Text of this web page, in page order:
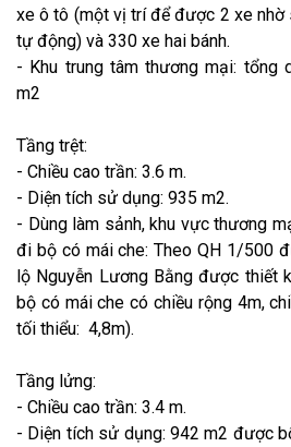
xe ô tô (một vị trí để được 2 xe nhờ
tự động) và 330 xe hai bánh.
- Khu trung tâm thương mại: tổng
m2
Tầng trệt:
- Chiều cao trần: 3.6 m.
- Diện tích sử dụng: 935 m2.
- Dùng làm sảnh, khu vực thương
đi bộ có mái che: Theo QH 1/500
lộ Nguyễn Lương Bằng được thiết
bộ có mái che có chiều rộng 4m,
tối thiểu: 4,8m).
Tầng lửng:
- Chiều cao trần: 3.4 m.
- Diện tích sử dụng: 942 m2 được